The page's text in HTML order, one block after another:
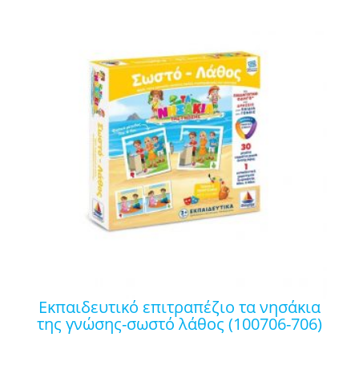
εκπαιδευτικό επιτραπέζιο τα νησάκια
της γνώσης-σωστό λάθος (100706-706)